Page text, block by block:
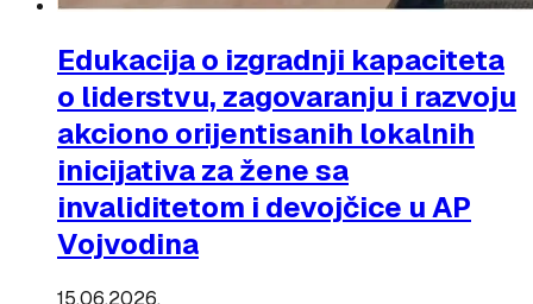
Edukacija o izgradnji kapaciteta
o liderstvu, zagovaranju i razvoju
akciono orijentisanih lokalnih
inicijativa za žene sa
invaliditetom i devojčice u AP
Vojvodina
15.06.2026.